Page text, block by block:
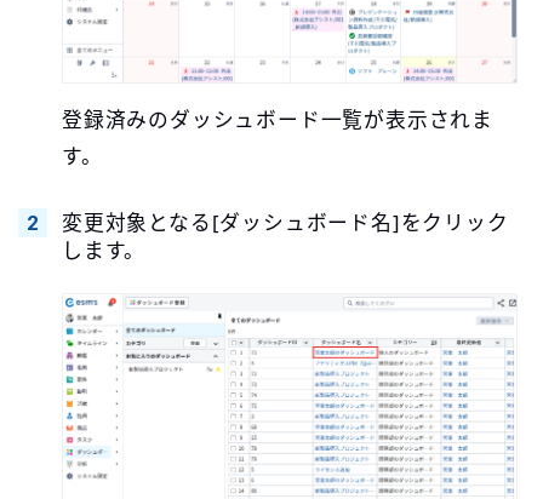
登録済みのダッシュボード一覧が表示されま
す。
変更対象となる[ダッシュボード名]をクリック
します。